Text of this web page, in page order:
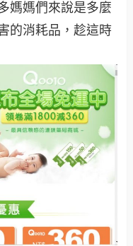
媽媽們來說是多麼
的消耗品，趁這時